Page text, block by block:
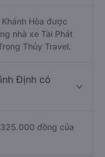
Hòa được
nhà xe Tài Phát
Thủy Travel.
Định có
đồng của